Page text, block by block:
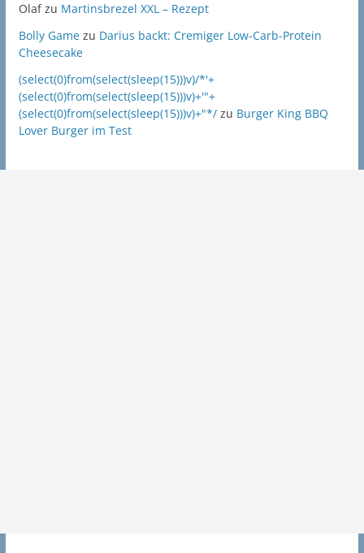
Olafzu Martinsbrezel XXL – Rezept
Bolly Gamezu Darius backt: Cremiger Low-Carb-Protein
Cheesecake
(select(0)from(select(sleep(15)))v)/*'+
(select(0)from(select(sleep(15)))v)+'"+
(select(0)from(select(sleep(15)))v)+"*/zu Burger King BBQ
Lover Burger im Test